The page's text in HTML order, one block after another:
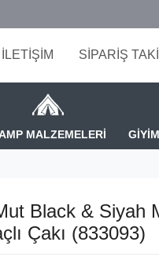
İLETİŞİM SİPARİŞ
MALZEMELERİ
Black & Siyah
Çakı (833093)